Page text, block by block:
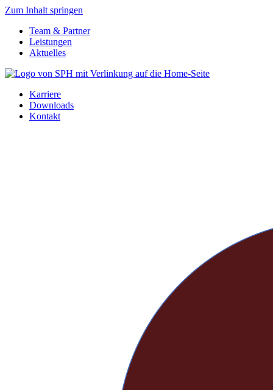
Zum Inhalt springen
Team & Partner
Leistungen
Aktuelles
Karriere
Downloads
Kontakt